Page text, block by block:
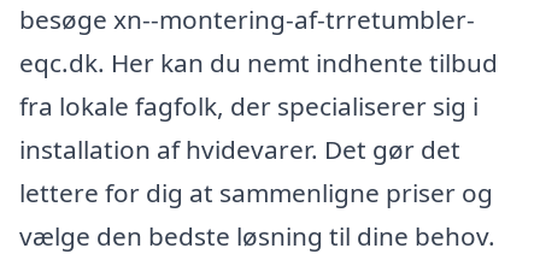
besøge xn--montering-af-trretumbler-
eqc.dk. Her kan du nemt indhente tilbud
fra lokale fagfolk, der specialiserer sig i
installation af hvidevarer. Det gør det
lettere for dig at sammenligne priser og
vælge den bedste løsning til dine behov.